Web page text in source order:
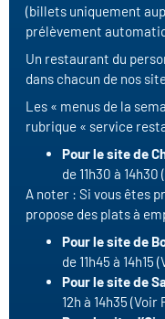
(billets uniquement
prélèvement
Un restaurant du
dans chacun de nos
Les « menus de la
rubrique « service
Pour le site de
de 11h30 à 14h30
A noter : Si vous êtes
propose des plats à
Pour le site de
de 11h45 à 14h15
Pour le site de
12h à 14h35 (Voir